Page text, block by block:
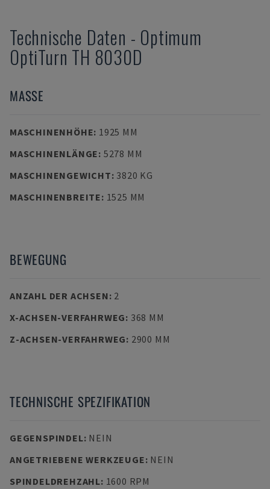
Technische Daten - Optimum
OptiTurn TH 8030D
MASSE
MASCHINENHÖHE: 1925 MM
MASCHINENLÄNGE: 5278 MM
MASCHINENGEWICHT: 3820 KG
MASCHINENBREITE: 1525 MM
BEWEGUNG
ANZAHL DER ACHSEN: 2
X-ACHSEN-VERFAHRWEG: 368 MM
Z-ACHSEN-VERFAHRWEG: 2900 MM
TECHNISCHE SPEZIFIKATION
GEGENSPINDEL: NEIN
ANGETRIEBENE WERKZEUGE: NEIN
SPINDELDREHZAHL: 1600 RPM